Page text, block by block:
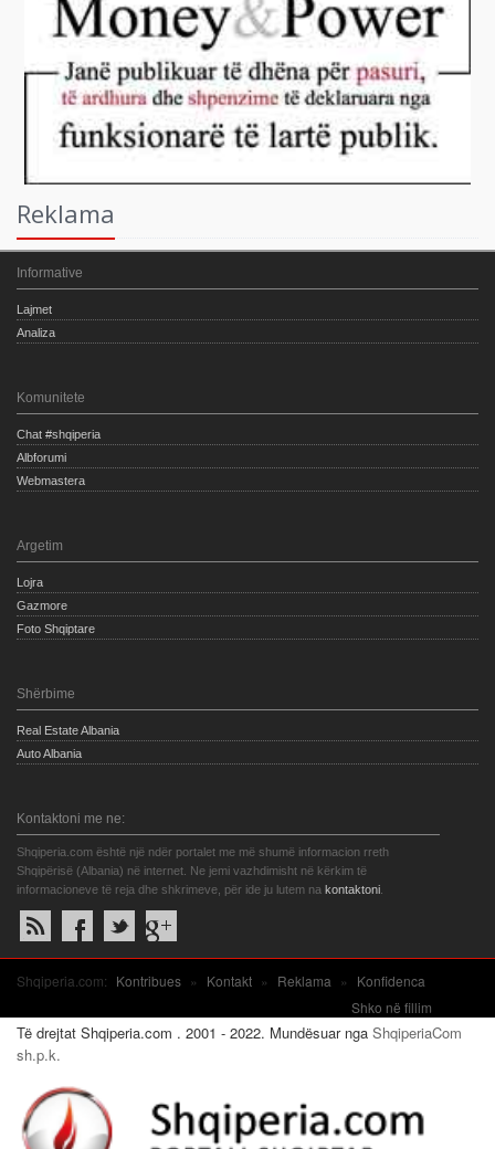
Reklama
Informative
Lajmet
Analiza
Komunitete
Chat #shqiperia
Albforumi
Webmastera
Argetim
Lojra
Gazmore
Foto Shqiptare
Shërbime
Real Estate Albania
Auto Albania
Kontaktoni me ne:
Shqiperia.com është një ndër portalet me më shumë informacion rreth
Shqipërisë (Albania) në internet. Ne jemi vazhdimisht në kërkim të
informacioneve të reja dhe shkrimeve, për ide ju lutem na kontaktoni
Shqiperia.com: Kontribues » Kontakt » Reklama »
Konfidenca
Shko në fillim
Të drejtat Shqiperia.com . 2001 - 2022. Mundësuar nga ShqiperiaCom
sh.p.k.